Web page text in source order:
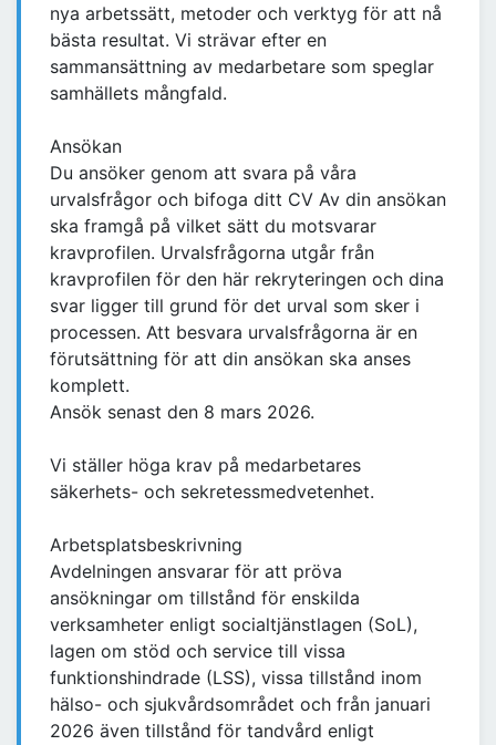
nya arbetssätt, metoder och verktyg för att nå
bästa resultat. Vi strävar efter en
sammansättning av medarbetare som speglar
samhällets mångfald.
Ansökan
Du ansöker genom att svara på våra
urvalsfrågor och bifoga ditt CV Av din ansökan
ska framgå på vilket sätt du motsvarar
kravprofilen. Urvalsfrågorna utgår från
kravprofilen för den här rekryteringen och dina
svar ligger till grund för det urval som sker i
processen. Att besvara urvalsfrågorna är en
förutsättning för att din ansökan ska anses
komplett.
Ansök senast den 8 mars 2026.
Vi ställer höga krav på medarbetares
säkerhets- och sekretessmedvetenhet.
Arbetsplatsbeskrivning
Avdelningen ansvarar för att pröva
ansökningar om tillstånd för enskilda
verksamheter enligt socialtjänstlagen (SoL),
lagen om stöd och service till vissa
funktionshindrade (LSS), vissa tillstånd inom
hälso- och sjukvårdsområdet och från januari
2026 även tillstånd för tandvård enligt